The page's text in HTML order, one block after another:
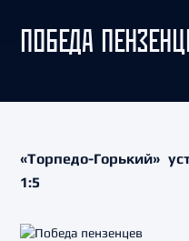
ПОБЕДА
«Торпедо-Горький»
1:5